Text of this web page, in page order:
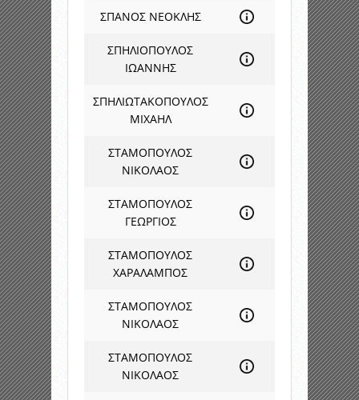
ΣΠΑΝΟΣ ΝΕΟΚΛΗΣ
ΣΠΗΛΙΟΠΟΥΛΟΣ
ΙΩΑΝΝΗΣ
ΣΠΗΛΙΩΤΑΚΟΠΟΥΛΟΣ
ΜΙΧΑΗΛ
ΣΤΑΜΟΠΟΥΛΟΣ
ΝΙΚΟΛΑΟΣ
ΣΤΑΜΟΠΟΥΛΟΣ
ΓΕΩΡΓΙΟΣ
ΣΤΑΜΟΠΟΥΛΟΣ
ΧΑΡΑΛΑΜΠΟΣ
ΣΤΑΜΟΠΟΥΛΟΣ
ΝΙΚΟΛΑΟΣ
ΣΤΑΜΟΠΟΥΛΟΣ
ΝΙΚΟΛΑΟΣ